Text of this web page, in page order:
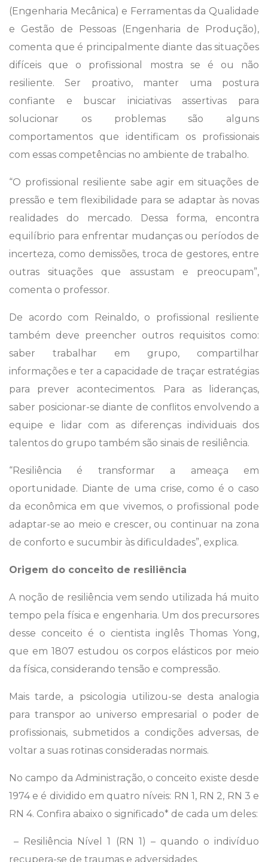
(Engenharia Mecânica) e Ferramentas da Qualidade
e Gestão de Pessoas (Engenharia de Produção),
comenta que é principalmente diante das situações
difíceis que o profissional mostra se é ou não
resiliente. Ser proativo, manter uma postura
confiante e buscar iniciativas assertivas para
solucionar os problemas são alguns
comportamentos que identificam os profissionais
com essas competências no ambiente de trabalho.
“O profissional resiliente sabe agir em situações de
pressão e tem flexibilidade para se adaptar às novas
realidades do mercado. Dessa forma, encontra
equilíbrio para enfrentar mudanças ou períodos de
incerteza, como demissões, troca de gestores, entre
outras situações que assustam e preocupam”,
comenta o professor.
De acordo com Reinaldo, o profissional resiliente
também deve preencher outros requisitos como:
saber trabalhar em grupo, compartilhar
informações e ter a capacidade de traçar estratégias
para prever acontecimentos. Para as lideranças,
saber posicionar-se diante de conflitos envolvendo a
equipe e lidar com as diferenças individuais dos
talentos do grupo também são sinais de resiliência.
“Resiliência é transformar a ameaça em
oportunidade. Diante de uma crise, como é o caso
da econômica em que vivemos, o profissional pode
adaptar-se ao meio e crescer, ou continuar na zona
de conforto e sucumbir às dificuldades”, explica.
Origem do conceito de resiliência
A noção de resiliência vem sendo utilizada há muito
tempo pela física e engenharia. Um dos precursores
desse conceito é o cientista inglês Thomas Yong,
que em 1807 estudou os corpos elásticos por meio
da física, considerando tensão e compressão.
Mais tarde, a psicologia utilizou-se desta analogia
para transpor ao universo empresarial o poder de
profissionais, submetidos a condições adversas, de
voltar a suas rotinas consideradas normais.
No campo da Administração, o conceito existe desde
1974 e é dividido em quatro níveis: RN 1, RN 2, RN 3 e
RN 4. Confira abaixo o significado* de cada um deles:
– Resiliência Nível 1 (RN 1) – quando o indivíduo
recupera-se de traumas e adversidades.